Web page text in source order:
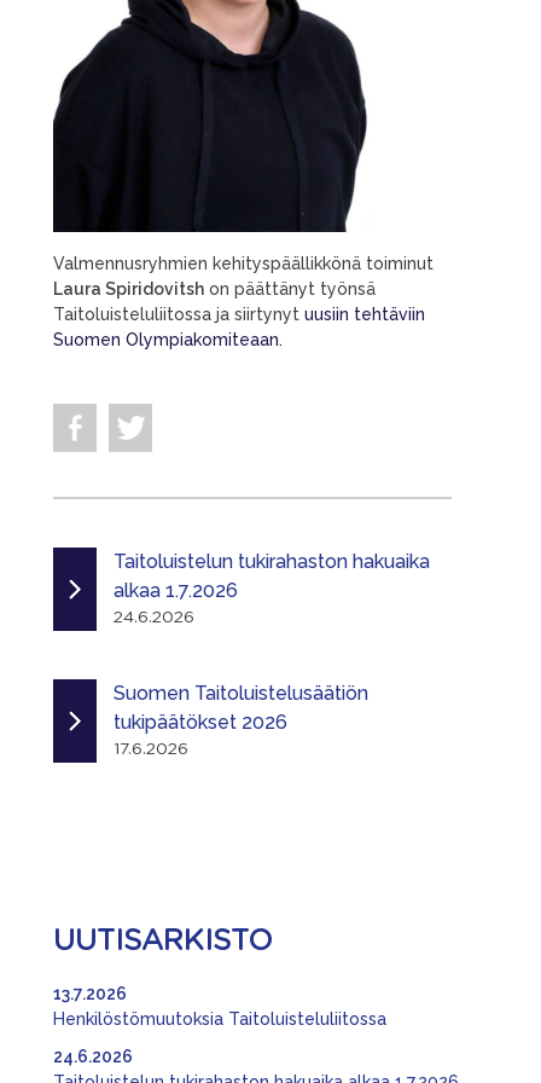
Valmennusryhmien kehityspäällikkönä toiminut
Laura Spiridovitsh on päättänyt työnsä
Taitoluisteluliitossa ja siirtynyt uusiin tehtäviin
Suomen Olympiakomiteaan.
Taitoluistelun tukirahaston hakuaika
alkaa 1.7.2026
24.6.2026
Suomen Taitoluistelusäätiön
tukipäätökset 2026
17.6.2026
UUTISARKISTO
Henkilöstömuutoksia Taitoluisteluliitossa
13.7.2026
24.6.2026